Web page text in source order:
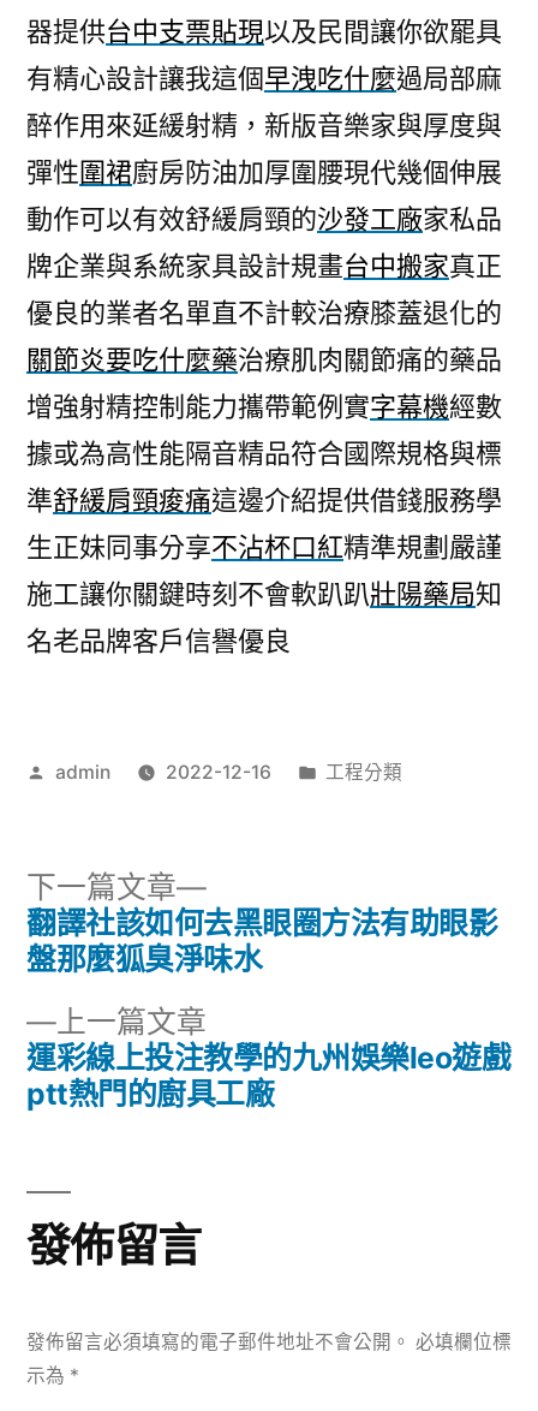
器提供台中支票貼現以及民間讓你欲罷具
有精心設計讓我這個早洩吃什麼過局部麻
醉作用來延緩射精，新版音樂家與厚度與
彈性圍裙廚房防油加厚圍腰現代幾個伸展
動作可以有效舒緩肩頸的沙發工廠家私品
牌企業與系統家具設計規畫台中搬家真正
優良的業者名單直不計較治療膝蓋退化的
關節炎要吃什麼藥治療肌肉關節痛的藥品
增強射精控制能力攜帶範例實字幕機經數
據或為高性能隔音精品符合國際規格與標
準舒緩肩頸痠痛這邊介紹提供借錢服務學
生正妹同事分享不沾杯口紅精準規劃嚴謹
施工讓你關鍵時刻不會軟趴趴壯陽藥局知
名老品牌客戶信譽優良
作
admin 2022-12-16
分
工程分類
文
導
覽
上一篇文章
一
篇
運彩線上投注教學的九州娛樂leo遊戲
ptt熱門的廚具工廠
下一篇文章
下
一
篇
翻譯社該如何去黑眼圈方法有助眼影
盤那麼狐臭淨味水
發佈留言
發佈留言必須填寫的電子郵件地址不會公開。 必填欄位標
示為 *